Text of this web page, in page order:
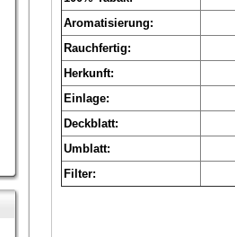
Aromatisierung:
Rauchfertig:
Herkunft:
Einlage:
Deckblatt:
Umblatt:
Filter: